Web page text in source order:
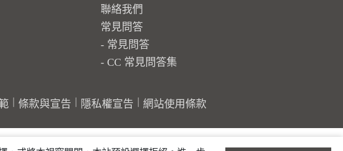
聯絡我們
常見問答
常見問答
CC 常見問答集
條款與宣告 隱私權宣告 網站使用條款